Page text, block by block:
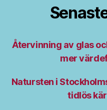
Återvinning av glas
mer
Natursten i
tidlös